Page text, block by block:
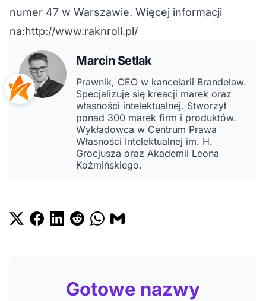
numer 47 w Warszawie. Więcej informacji
na:http://www.raknroll.pl/
Marcin Setlak
Prawnik, CEO w kancelarii Brandelaw.
Specjalizuje się kreacji marek oraz
własności intelektualnej. Stworzył
ponad 300 marek firm i produktów.
Wykładowca w Centrum Prawa
Własności Intelektualnej im. H.
Grocjusza oraz Akademii Leona
Koźmińskiego.
Gotowe nazwy